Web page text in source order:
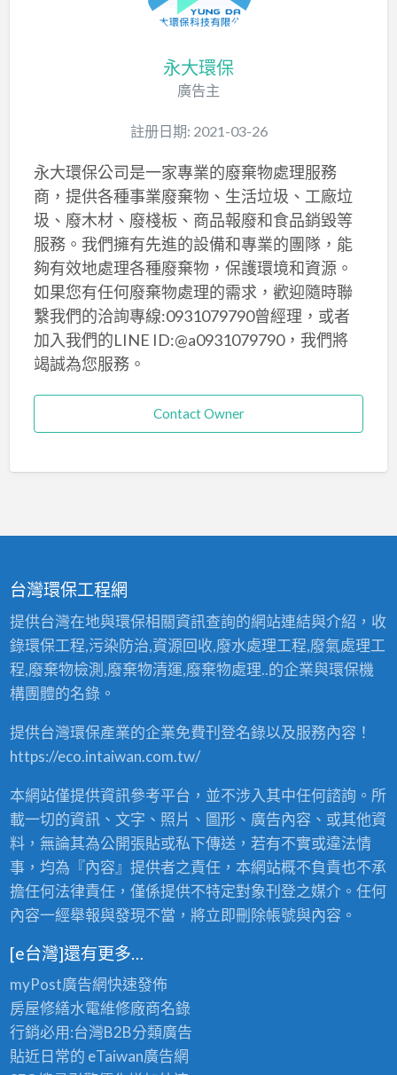
永大環保
廣告主
註册日期: 2021-03-26
永大環保公司是一家專業的廢棄物處理服務
商，提供各種事業廢棄物、生活垃圾、工廠垃
圾、廢木材、廢棧板、商品報廢和食品銷毀等
服務。我們擁有先進的設備和專業的團隊，能
夠有效地處理各種廢棄物，保護環境和資源。
如果您有任何廢棄物處理的需求，歡迎隨時聯
繫我們的洽詢專線:0931079790曾經理，或者
加入我們的LINE ID:@a0931079790，我們將
竭誠為您服務。
Contact Owner
台灣環保工程網
提供台灣在地與環保相關資訊查詢的網站連結與介紹，收
錄環保工程,污染防治,資源回收,廢水處理工程,廢氣處理工
程,廢棄物檢測,廢棄物清運,廢棄物處理..的企業與環保機
構團體的名錄。
提供台灣環保產業的企業免費刊登名錄以及服務內容！
https://eco.intaiwan.com.tw/
本網站僅提供資訊參考平台，並不涉入其中任何諮詢。所
載一切的資訊、文字、照片、圖形、廣告內容、或其他資
料，無論其為公開張貼或私下傳送，若有不實或違法情
事，均為『內容』提供者之責任，本網站概不負責也不承
擔任何法律責任，僅係提供不特定對象刊登之媒介。任何
內容一經舉報與發現不當，將立即刪除帳號與內容。
[e台灣]還有更多…
myPost廣告網快速發佈
房屋修繕水電維修廠商名錄
行銷必用:台灣B2B分類廣告
貼近日常的 eTaiwan廣告網